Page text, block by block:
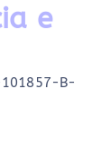
e
101857-B-